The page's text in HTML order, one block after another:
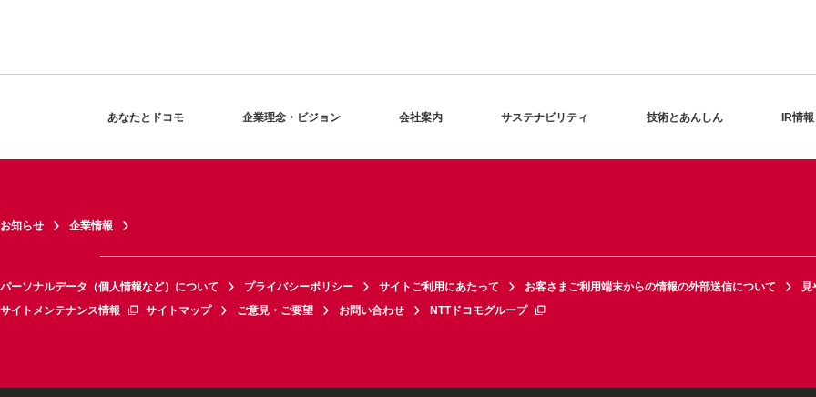
あなたとドコモ 企業理念・ビジョン 会社案内 サステナビリティ 技術とあんしん IR情報
お知らせ 企業情報
パーソナルデータ（個人情報など）について プライバシーポリシー サイトご利用にあたって お客さまご利用端末からの情報の外部送信について
見
サイトメンテナンス情報
サイトマップ ご意見・ご要望 お問い合わせ NTTドコモグループ